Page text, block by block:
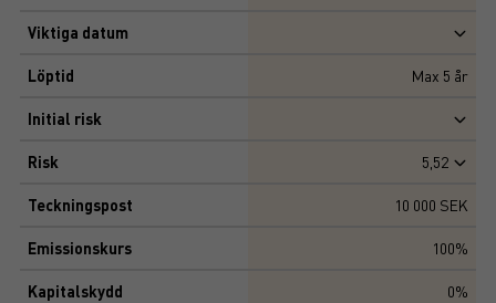
Viktiga datum
Löptid Max 5 år
Initial risk
Risk 5,52
Teckningspost 10 000 SEK
Emissionskurs 100%
Kapitalskydd 0%